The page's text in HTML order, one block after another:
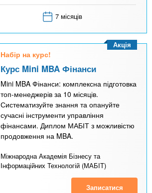
7 місяців
Набір на курс!
Курс Mini MBA Фінанси
Mini MBA Фінанси: комплексна підготовка
топ-менеджерів за 10 місяців.
Систематизуйте знання та опануйте
сучасні інструменти управління
фінансами. Диплом МАБІТ з можливістю
продовження на MBA.
Міжнародна Академія Бізнесу та
Інформаційних Технологій (МАБІТ)
Акція
Записатися